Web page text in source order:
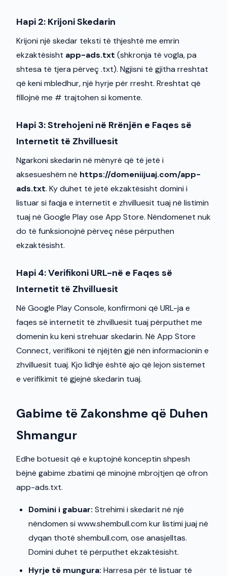
Hapi 2: Krijoni Skedarin
Krijoni një skedar teksti të thjeshtë me emrin
ekzaktësisht app-ads.txt (shkronja të vogla, pa
shtesa të tjera përveç .txt). Ngjisni të gjitha rreshtat
që keni mbledhur, një hyrje për rresht. Rreshtat që
fillojnë me # trajtohen si komente.
Hapi 3: Strehojeni në Rrënjën e Faqes së
Internetit të Zhvilluesit
Ngarkoni skedarin në mënyrë që të jetë i
aksesueshëm në https://domeniijuaj.com/app-
ads.txt. Ky duhet të jetë ekzaktësisht domini i
listuar si faqja e internetit e zhvilluesit tuaj në listimin
tuaj në Google Play ose App Store. Nëndomenet nuk
do të funksionojnë përveç nëse përputhen
ekzaktësisht.
Hapi 4: Verifikoni URL-në e Faqes së
Internetit të Zhvilluesit
Në Google Play Console, konfirmoni që URL-ja e
faqes së internetit të zhvilluesit tuaj përputhet me
domenin ku keni strehuar skedarin. Në App Store
Connect, verifikoni të njëjtën gjë nën informacionin e
zhvilluesit tuaj. Kjo lidhje është ajo që lejon sistemet
e verifikimit të gjejnë skedarin tuaj.
Gabime të Zakonshme që Duhen
Shmangur
Edhe botuesit që e kuptojnë konceptin shpesh
bëjnë gabime zbatimi që minojnë mbrojtjen që ofron
app-ads.txt.
Domini i gabuar: Strehimi i skedarit në një
nëndomen si www.shembull.com kur listimi juaj në
dyqan thotë shembull.com, ose anasjelltas.
Domini duhet të përputhet ekzaktësisht.
Hyrje të mungura: Harresa për të listuar të